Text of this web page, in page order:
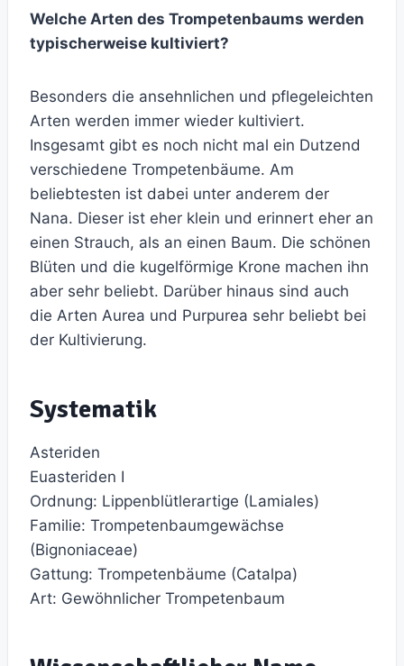
Welche Arten des Trompetenbaums werden
typischerweise kultiviert?
Besonders die ansehnlichen und pflegeleichten
Arten werden immer wieder kultiviert.
Insgesamt gibt es noch nicht mal ein Dutzend
verschiedene Trompetenbäume. Am
beliebtesten ist dabei unter anderem der
Nana. Dieser ist eher klein und erinnert eher an
einen Strauch, als an einen Baum. Die schönen
Blüten und die kugelförmige Krone machen ihn
aber sehr beliebt. Darüber hinaus sind auch
die Arten Aurea und Purpurea sehr beliebt bei
der Kultivierung.
Systematik
Asteriden
Euasteriden I
Ordnung: Lippenblütlerartige (Lamiales)
Familie: Trompetenbaumgewächse
(Bignoniaceae)
Gattung: Trompetenbäume (Catalpa)
Art: Gewöhnlicher Trompetenbaum